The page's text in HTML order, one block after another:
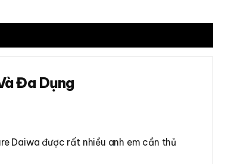
Đa Dụng
Daiwa được rất nhiều anh em cần thủ